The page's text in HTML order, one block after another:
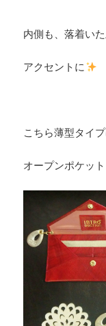
内側も、落着い
アクセントに
こちら薄型タイ
オープンポケット